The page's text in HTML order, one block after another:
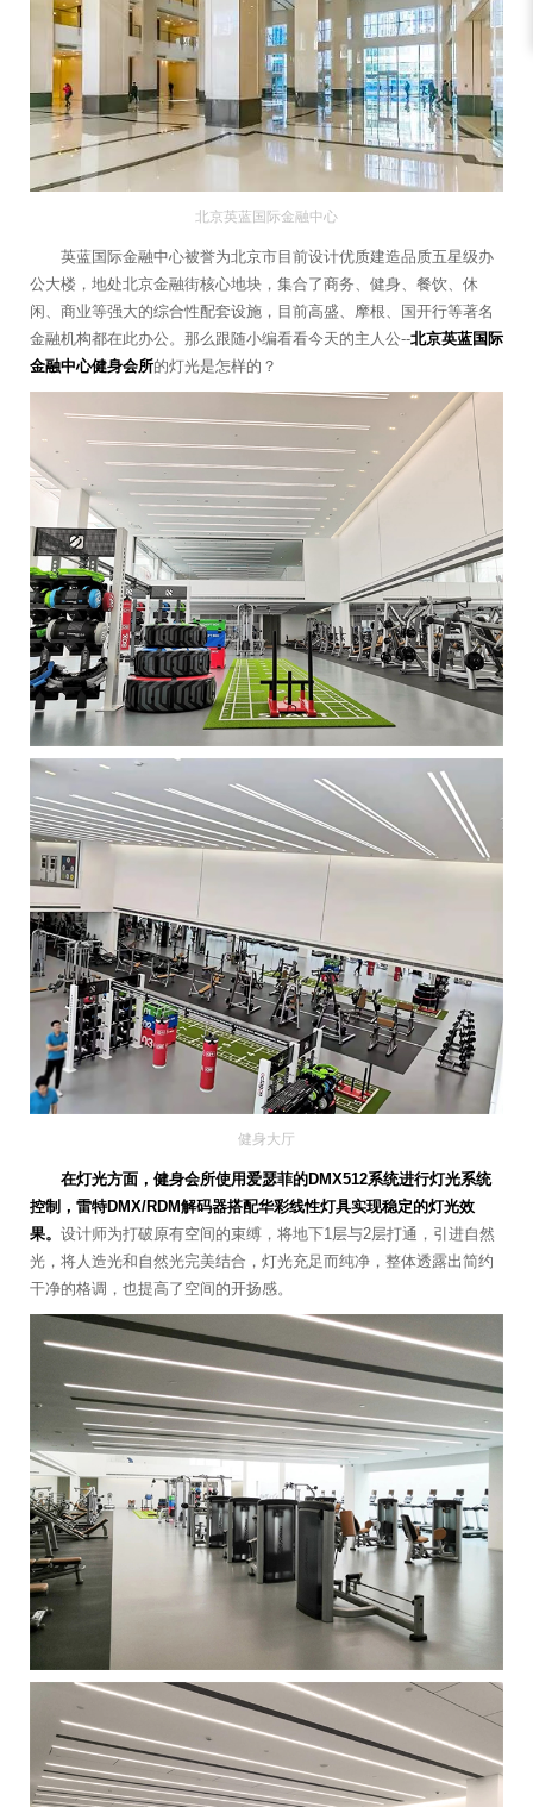
北京英蓝国际金融中心
英蓝国际金融中心被誉为北京市目前设计优质建造品质五星级办
公大楼，地处北京金融街核心地块，集合了商务、健身、餐饮、休
闲、商业等强大的综合性配套设施，目前高盛、摩根、国开行等著名
金融机构都在此办公。那么跟随小编看看今天的主人公--北京英蓝国际
金融中心健身会所的灯光是怎样的？
健身大厅
在灯光方面，健身会所使用爱瑟菲的DMX512系统进行灯光系统
控制，雷特DMX/RDM解码器搭配华彩线性灯具实现稳定的灯光效
果。 设计师为打破原有空间的束缚，将地下1层与2层打通，引进自然
光，将人造光和自然光完美结合，灯光充足而纯净，整体透露出简约
干净的格调，也提高了空间的开扬感。